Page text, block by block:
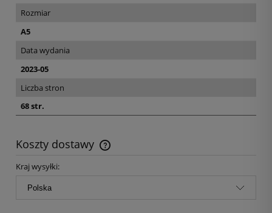
Rozmiar
A5
Data wydania
2023-05
Liczba stron
68 str.
Koszty dostawy
Kraj wysyłki: